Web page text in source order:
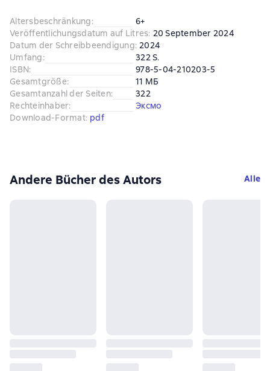
Altersbeschränkung:
6+
Veröffentlichungsdatum auf Litres: 20 September 2024
Datum der Schreibbeendigung: 2024
Umfang:
322 S.
ISBN:
978-5-04-210203-5
Gesamtgröße:
11 МБ
Gesamtanzahl der Seiten:
322
Rechteinhaber:
Эксмо
Download-Format: pdf
Andere Bücher des Autors Alle